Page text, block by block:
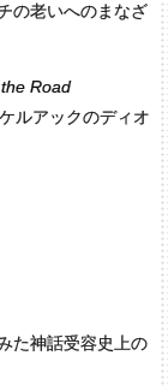
の老いへのまなざ
Road
ルアックのディオ
た神話受容史上の